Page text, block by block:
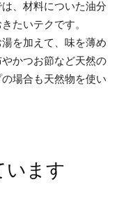
、材料についた油分
たいテクです。
を加えて、味を薄め
かつお節など天然の
場合も天然物を使い
います